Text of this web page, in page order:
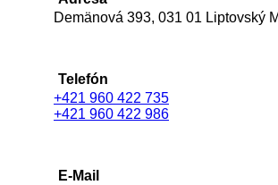
Demänová 393, 031 01 Liptovský
Telefón
+421 960 422 735
+421 960 422 986
E-Mail